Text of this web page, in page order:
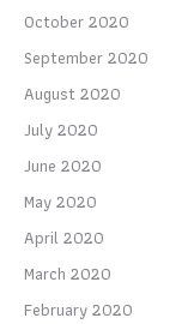
October 2020
September 2020
August 2020
July 2020
June 2020
May 2020
April 2020
March 2020
February 2020